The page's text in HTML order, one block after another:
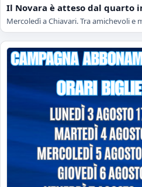
Il Novara è atteso dal quarto
Mercoledì a Chiavari. Tra amichevoli e